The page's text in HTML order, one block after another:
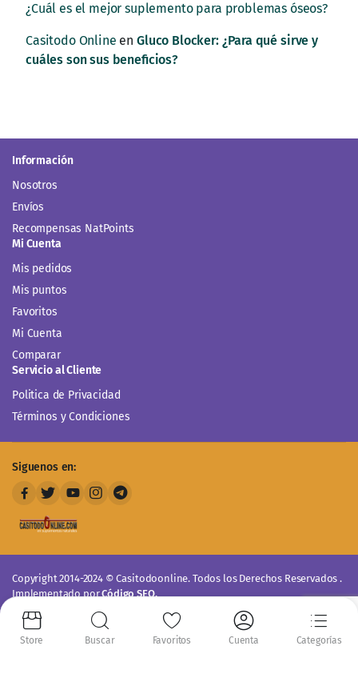
¿Cuál es el mejor suplemento para problemas óseos?
Casitodo Online en Gluco Blocker: ¿Para qué sirve y
cuáles son sus beneficios?
Información
Nosotros
Envíos
Recompensas NatPoints
Mi Cuenta
Mis pedidos
Mis puntos
Favoritos
Mi Cuenta
Comparar
Servicio al Cliente
Politica de Privacidad
Términos y Condiciones
Siguenos en:
Copyright 2014-2024 © Casitodoonline. Todos los Derechos Reservados .
Implementado porCódigo SEO.
Aceptamos:
Store Buscar Favoritos Cuenta Categorías